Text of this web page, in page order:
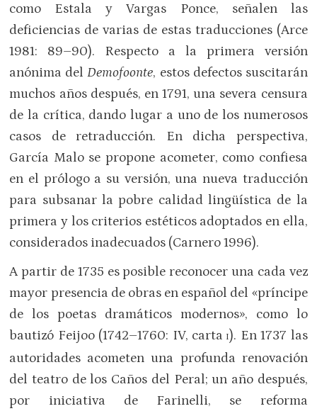
como Estala y Vargas Ponce, señalen las
deficiencias de varias de estas traducciones (Arce
1981: 89–90). Respecto a la primera versión
anónima delDemofoonte, estos defectos suscitarán
muchos años después, en 1791, una severa censura
de la crítica, dando lugar a uno de los numerosos
casos de retraducción. En dicha perspectiva,
García Malo se propone acometer, como confiesa
en el prólogo a su versión, una nueva traducción
para subsanar la pobre calidad lingüística de la
primera y los criterios estéticos adoptados en ella,
considerados inadecuados (Carnero 1996).
A partir de 1735 es posible reconocer una cada vez
mayor presencia de obras en español del «príncipe
de los poetas dramáticos modernos», como lo
bautizó Feijoo (1742–1760: IV, carta I). En 1737 las
autoridades acometen una profunda renovación
del teatro de los Caños del Peral; un año después,
por iniciativa de Farinelli, se reforma